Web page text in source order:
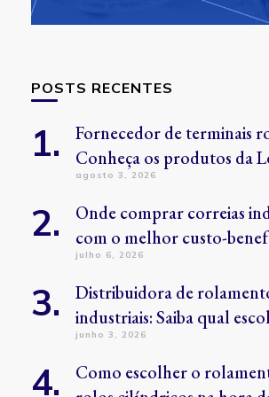
POSTS RECENTES
Fornecedor de terminais
Conheça os produtos da
agosto 3, 2026
Onde comprar correias
com o melhor custo-
julho 6, 2026
Distribuidora de
industriais: Saiba qual
junho 3, 2026
Como escolher o